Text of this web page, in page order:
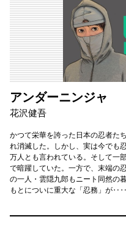
アンダーニンジャ
花沢健吾
かつて栄華を誇った日本の忍者た
れ消滅した。しかし、実は今でも
万人とも言われている。そして一
で暗躍していた。一方で、末端の
の一人・雲隠九郎もニート同然の
もとについに重大な「忍務」が‥‥